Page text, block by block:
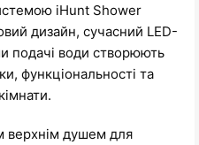
iHunt Shower
дизайн, сучасний LED-
подачі води створюють
функціональності та
верхнім душем для